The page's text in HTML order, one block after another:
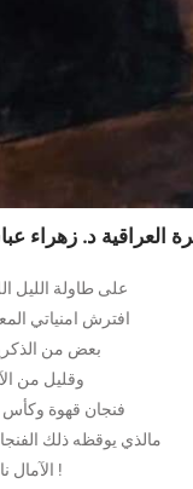
العراقية د. زهراء
على طاولة الليل
افترش امنياتي
بعض من
وقليل من
فنجان قهوة وكأس
مالذي يوقظه ذلك
الآمال نائمة !